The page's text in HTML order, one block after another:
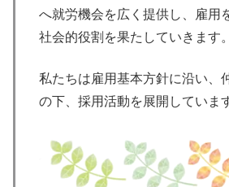
へ就労機会を広く提供し、雇用
社会的役割を果たしていきます。
私たちは雇用基本方針に沿い、
の下、採用活動を展開していま